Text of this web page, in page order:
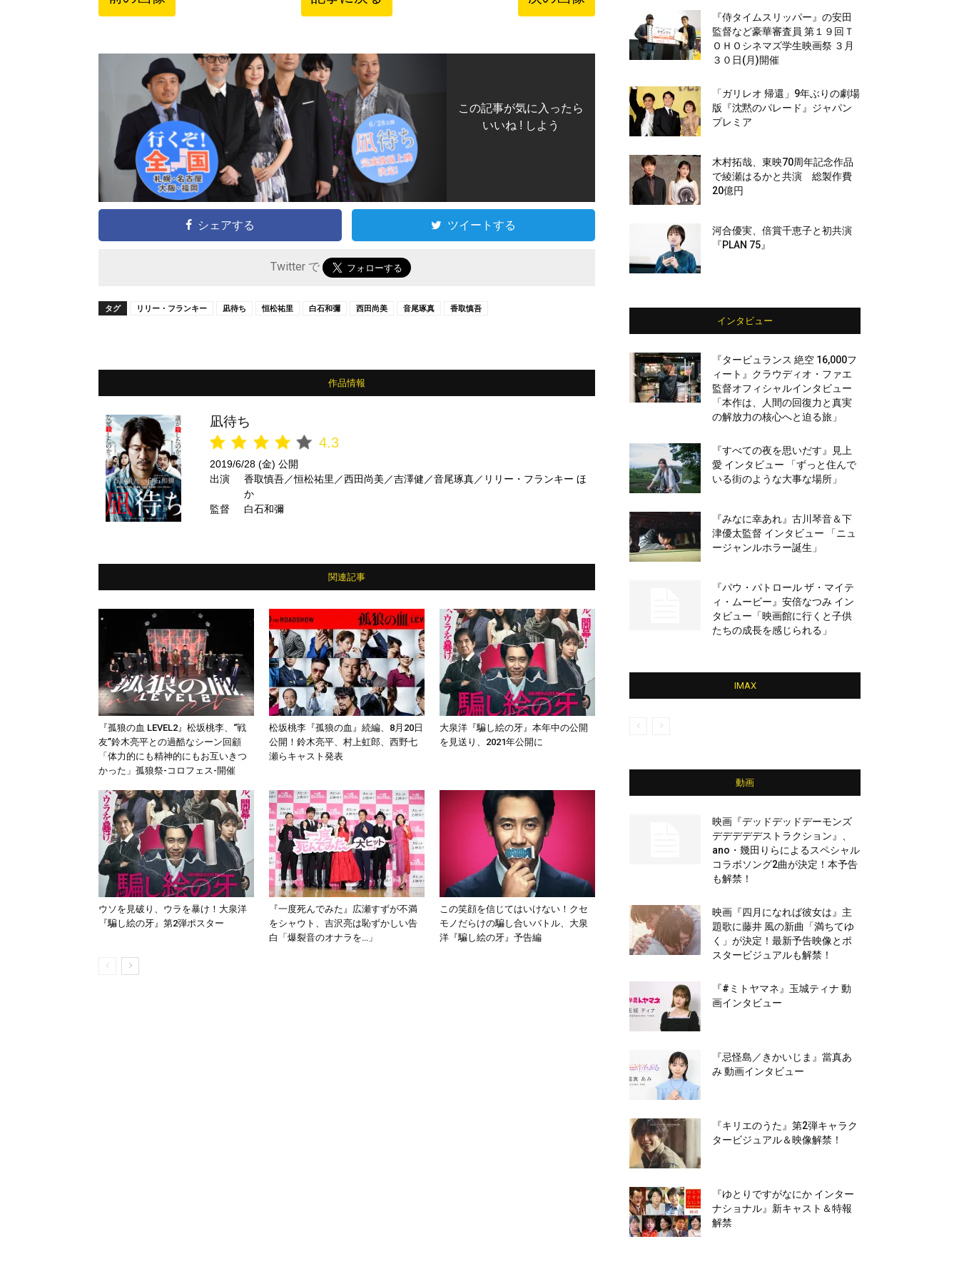
この記事が気に入ったら
いいね ! しよう
シェアする ツイートする
Twitter で
タグ リリー・フランキー 凪待ち 恒松祐里 白石和彌 西田尚美 音尾琢真 香取慎吾
作品情報
凪待ち
4.3
2019/6/28 (金) 公開
出演
香取慎吾／恒松祐里／西田尚美／吉澤健／音尾琢真／リリー・フランキー ほ
か
監督
白石和彌
関連記事
『孤狼の血 LEVEL2』松坂桃李、“戦
友”鈴木亮平との過酷なシーン回顧
「体力的にも精神的にもお互いきつ
かった」孤狼祭-コロフェス-開催
松坂桃李『孤狼の血』続編、8月20日
公開！鈴木亮平、村上虹郎、西野七
瀬らキャスト発表
大泉洋『騙し絵の牙』本年中の公開
を見送り、2021年公開に
ウソを見破り、ウラを暴け！大泉洋
『騙し絵の牙』第2弾ポスター
『一度死んでみた』広瀬すずが不満
をシャウト、吉沢亮は恥ずかしい告
白「爆裂音のオナラを…」
この笑顔を信じてはいけない！クセ
モノだらけの騙し合いバトル、大泉
洋『騙し絵の牙』予告編
『侍タイムスリッパー』の安田
監督など豪華審査員 第１９回Ｔ
ＯＨＯシネマズ学生映画祭 ３月
３０日(月)開催
「ガリレオ 帰還」9年ぶりの劇場
版『沈黙のパレード』ジャパン
プレミア
木村拓哉、東映70周年記念作品
で綾瀬はるかと共演 総製作費
20億円
河合優実、倍賞千恵子と初共演
『PLAN 75』
インタビュー
『タービュランス 絶空 16,000フ
ィート』クラウディオ・ファエ
監督オフィシャルインタビュー
「本作は、人間の回復力と真実
の解放力の核心へと迫る旅」
『すべての夜を思いだす』見上
愛 インタビュー 「ずっと住んで
いる街のような大事な場所」
『みなに幸あれ』古川琴音＆下
津優太監督 インタビュー 「ニュ
ージャンルホラー誕生」
『パウ・パトロール ザ・マイテ
ィ・ムービー』安倍なつみ イン
タビュー「映画館に行くと子供
たちの成長を感じられる」
IMAX
動画
映画『デッドデッドデーモンズ
デデデデデストラクション』、
ano・幾田りらによるスペシャル
コラボソング2曲が決定！本予告
も解禁！
映画『四月になれば彼女は』主
題歌に藤井 風の新曲「満ちてゆ
く」が決定！最新予告映像とポ
スタービジュアルも解禁！
『#ミトヤマネ』玉城ティナ 動
画インタビュー
『忌怪島／きかいじま』當真あ
み 動画インタビュー
『キリエのうた』第2弾キャラク
タービジュアル＆映像解禁！
『ゆとりですがなにか インター
ナショナル』新キャスト＆特報
解禁